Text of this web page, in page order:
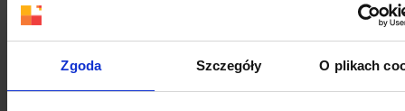
Zgoda Szczegóły O plikach
Aplikacje służące do automatycznego
obserwowania użytkowników, robią to właśnie po
hashtagach – nie kontrolujesz, kogo właściwie
zaczynasz śledzić.